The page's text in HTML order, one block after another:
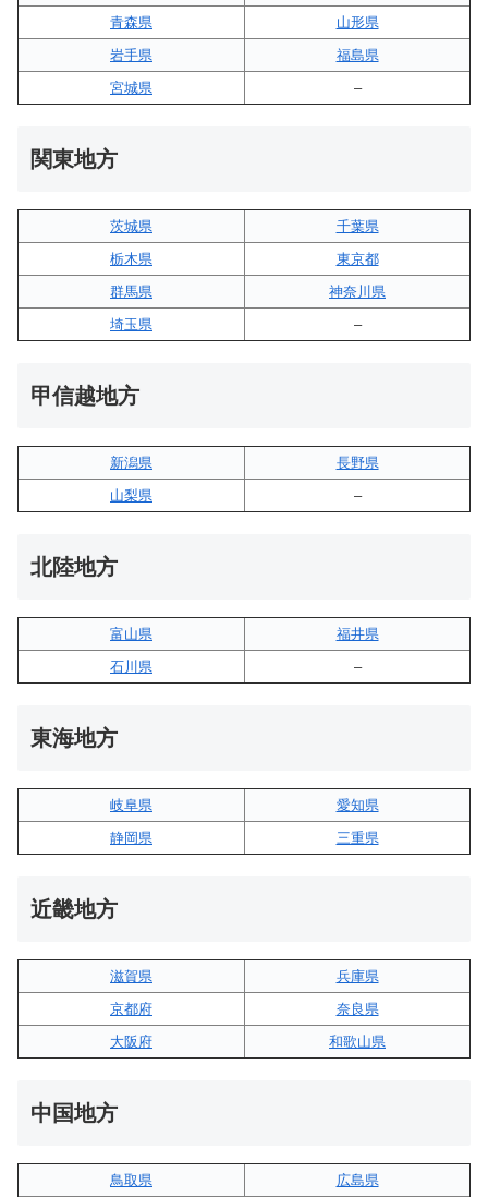
青森県
山形県
岩手県
福島県
宮城県
–
関東地方
茨城県
千葉県
栃木県
東京都
群馬県
神奈川県
埼玉県
–
甲信越地方
新潟県
長野県
山梨県
–
北陸地方
富山県
福井県
石川県
–
東海地方
岐阜県
愛知県
静岡県
三重県
近畿地方
滋賀県
兵庫県
京都府
奈良県
大阪府
和歌山県
中国地方
鳥取県
広島県